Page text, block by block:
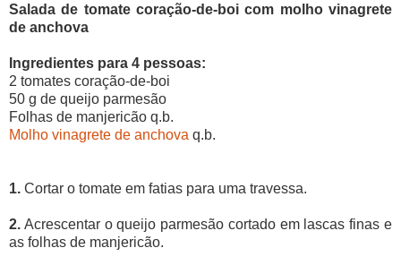
Salada de tomate coração-de-boi com molho vinagrete
de anchova
Ingredientes para 4 pessoas:
2 tomates coração-de-boi
50 g de queijo parmesão
Folhas de manjericão q.b.
Molho vinagrete de anchova q.b.
1. Cortar o tomate em fatias para uma travessa.
2. Acrescentar o queijo parmesão cortado em lascas finas e
as folhas de manjericão.